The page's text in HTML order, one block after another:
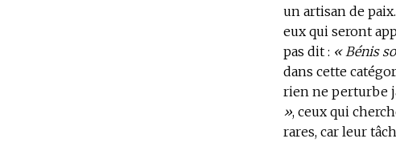
un artisan de
eux qui seront
pas dit : « Bénis
dans cette
rien ne perturbe
», ceux qui
rares, car leur